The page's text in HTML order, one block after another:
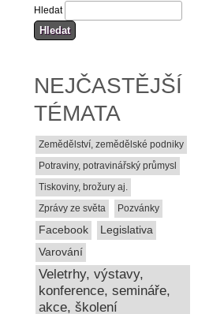
Hledat
NEJČASTĚJŠÍ
TÉMATA
Zemědělství, zemědělské podniky
Potraviny, potravinářský průmysl
Tiskoviny, brožury aj.
Zprávy ze světa
Pozvánky
Facebook
Legislativa
Varování
Veletrhy, výstavy,
konference, semináře,
akce, školení